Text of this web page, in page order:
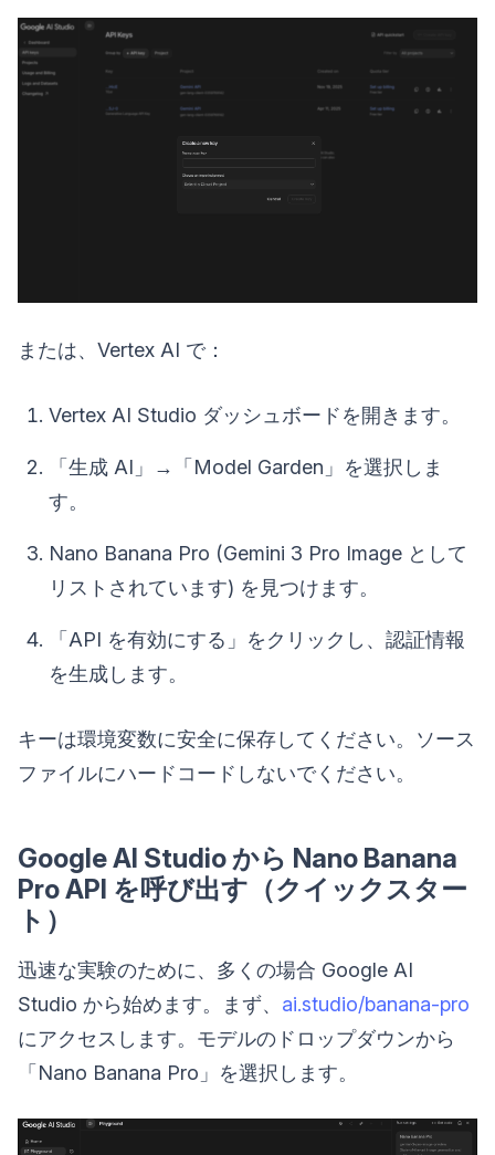
または、Vertex AI で：
Vertex AI Studio ダッシュボードを開きます。
「生成 AI」→「Model Garden」を選択しま
す。
Nano Banana Pro (Gemini 3 Pro Image として
リストされています) を見つけます。
「API を有効にする」をクリックし、認証情報
を生成します。
キーは環境変数に安全に保存してください。ソース
ファイルにハードコードしないでください。
Google AI Studio から Nano Banana
Pro API を呼び出す（クイックスター
ト）
迅速な実験のために、多くの場合 Google AI
Studio から始めます。まず、 ai.studio/banana-pro
にアクセスします。モデルのドロップダウンから
「Nano Banana Pro」を選択します。